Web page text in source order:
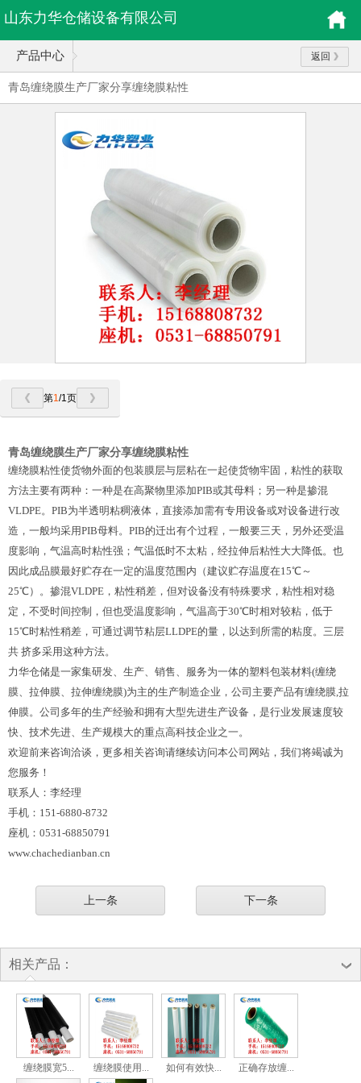
山东力华仓储设备有限公司
产品中心 返回
青岛缠绕膜生产厂家分享缠绕膜粘性
第1/1页
青岛缠绕膜生产厂家分享缠绕膜粘性
缠绕膜粘性使货物外面的包装膜层与层粘在一起使货物牢固，粘性的获取
方法主要有两种：一种是在高聚物里添加PIB或其母料；另一种是掺混
VLDPE。PIB为半透明粘稠液体，直接添加需有专用设备或对设备进行改
造，一般均采用PIB母料。PIB的迁出有个过程，一般要三天，另外还受温
度影响，气温高时粘性强；气温低时不太粘，经拉伸后粘性大大降低。也
因此成品膜最好贮存在一定的温度范围内（建议贮存温度在15℃～
25℃）。掺混VLDPE，粘性稍差，但对设备没有特殊要求，粘性相对稳
定，不受时间控制，但也受温度影响，气温高于30℃时相对较粘，低于
15℃时粘性稍差，可通过调节粘层LLDPE的量，以达到所需的粘度。三层
共 挤多采用这种方法。
力华仓储是一家集研发、生产、销售、服务为一体的塑料包装材料(缠绕
膜、拉伸膜、拉伸缠绕膜)为主的生产制造企业，公司主要产品有缠绕膜,拉
伸膜。公司多年的生产经验和拥有大型先进生产设备，是行业发展速度较
快、技术先进、生产规模大的重点高科技企业之一。
欢迎前来咨询洽谈，更多相关咨询请继续访问本公司网站，我们将竭诚为
您服务！
联系人：李经理
手机：151-6880-8732
座机：0531-68850791
www.chachedianban.cn
上一条 下一条
相关产品：
缠绕膜宽5... 缠绕膜使用... 如何有效快... 正确存放缠...